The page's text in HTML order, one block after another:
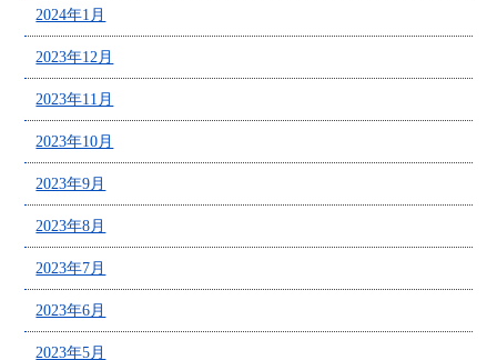
2024年1月
2023年12月
2023年11月
2023年10月
2023年9月
2023年8月
2023年7月
2023年6月
2023年5月